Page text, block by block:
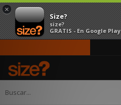
×
Size?
size?
GRATIS - En Google Play
Página principal